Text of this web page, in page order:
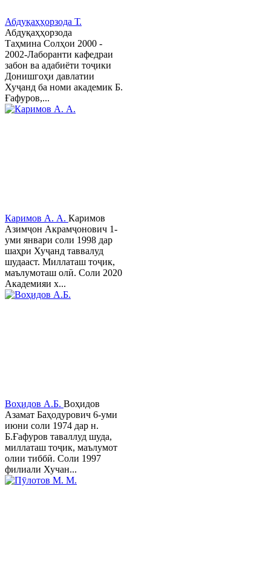
Абдуқаҳҳорзода Т.
Абдуқаҳҳорзода
Таҳмина Солҳои 2000 -
2002-Лаборанти кафедраи
забон ва адабиёти тоҷики
Донишгоҳи давлатии
Хуҷанд ба номи академик Б.
Ғафуров,...
Каримов А. А. Каримов
Азимҷон Акрамҷонович 1-
уми январи соли 1998 дар
шаҳри Хуҷанд таввалуд
шудааст. Миллаташ тоҷик,
маълумоташ олӣ. Соли 2020
Академияи х...
Воҳидов А.Б. Воҳидов
Азамат Баҳодурович 6-уми
июни соли 1974 дар н.
Б.Ғафуров таваллуд шуда,
миллаташ тоҷик, маълумот
олии тиббӣ. Соли 1997
филиали Хучан...